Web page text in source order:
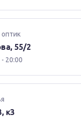
оптик
55/2
20:00
к3